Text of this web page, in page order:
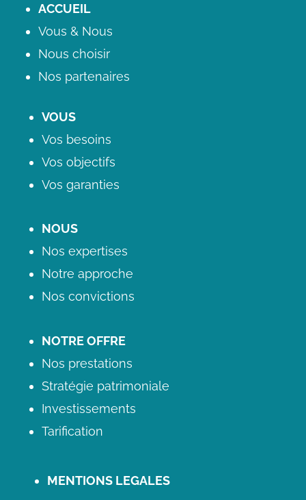
ACCUEIL
Vous & Nous
Nous choisir
Nos partenaires
VOUS
Vos besoins
Vos objectifs
Vos garanties
NOUS
Nos expertises
Notre approche
Nos convictions
NOTRE OFFRE
Nos prestations
Stratégie patrimoniale
Investissements
Tarification
MENTIONS LEGALES